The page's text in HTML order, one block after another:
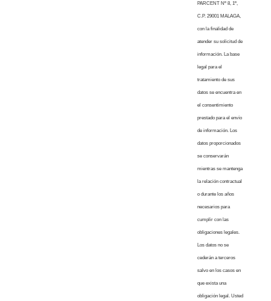
PARCENT Nº 8, 1º,
C.P. 29001 MALAGA,
con la finalidad de
atender su solicitud de
información. La base
legal para el
tratamiento de sus
datos se encuentra en
el consentimiento
prestado para el envío
de información. Los
datos proporcionados
se conservarán
mientras se mantenga
la relación contractual
o durante los años
necesarios para
cumplir con las
obligaciones legales.
Los datos no se
cederán a terceros
salvo en los casos en
que exista una
obligación legal. Usted